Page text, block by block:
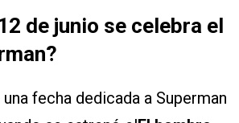
de junio se celebra el
fecha dedicada a Superman